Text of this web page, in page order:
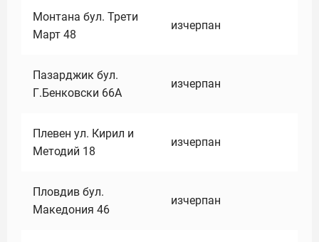
Монтана бул. Трети
Март 48
изчерпан
Пазарджик бул.
Г.Бенковски 66А
изчерпан
Плевен ул. Кирил и
Методий 18
изчерпан
Пловдив бул.
Македония 46
изчерпан